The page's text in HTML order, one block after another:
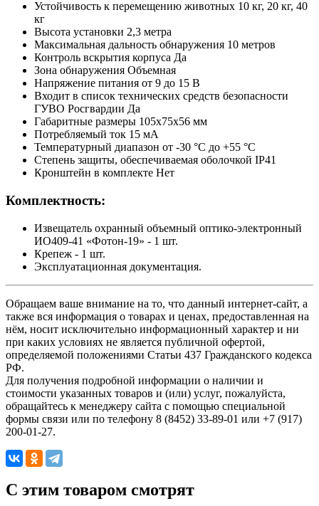
Устойчивость к перемещению животных 10 кг, 20 кг, 40
кг
Высота установки 2,3 метра
Максимальная дальность обнаружения 10 метров
Контроль вскрытия корпуса Да
Зона обнаружения Объемная
Напряжение питания от 9 до 15 В
Входит в список технических средств безопасности
ГУВО Росгвардии Да
Габаритные размеры 105х75х56 мм
Потребляемый ток 15 мА
Температурный диапазон от -30 °С до +55 °С
Степень защиты, обеспечиваемая оболочкой IP41
Кронштейн в комплекте Нет
Комплектность:
Извещатель охранный объемный оптико-электронный
ИО409-41 «Фотон-19» - 1 шт.
Крепеж - 1 шт.
Эксплуатационная документация.
Обращаем ваше внимание на то, что данный интернет-сайт, а
также вся информация о товарах и ценах, предоставленная на
нём, носит исключительно информационный характер и ни
при каких условиях не является публичной офертой,
определяемой положениями Статьи 437 Гражданского кодекса
РФ.
Для получения подробной информации о наличии и
стоимости указанных товаров и (или) услуг, пожалуйста,
обращайтесь к менеджеру сайта с помощью специальной
формы связи или по телефону 8 (8452) 33-89-01 или +7 (917)
200-01-27.
C этим товаром смотрят